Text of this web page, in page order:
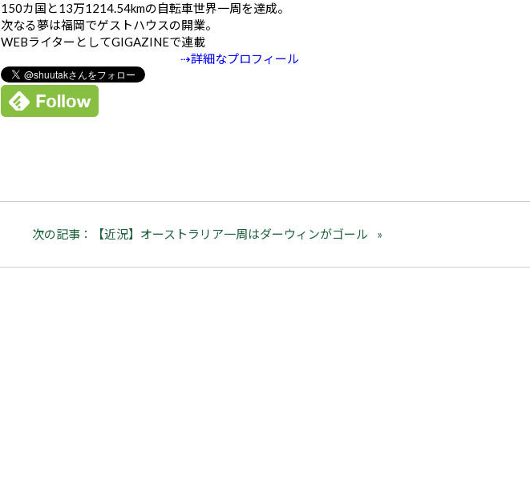
150カ国と13万1214.54kmの自転車世界一周を達成。
次なる夢は福岡でゲストハウスの開業。
WEBライターとしてGIGAZINEで連載
⇢詳細なプロフィール
次の記事：【近況】オーストラリア一周はダーウィンがゴール